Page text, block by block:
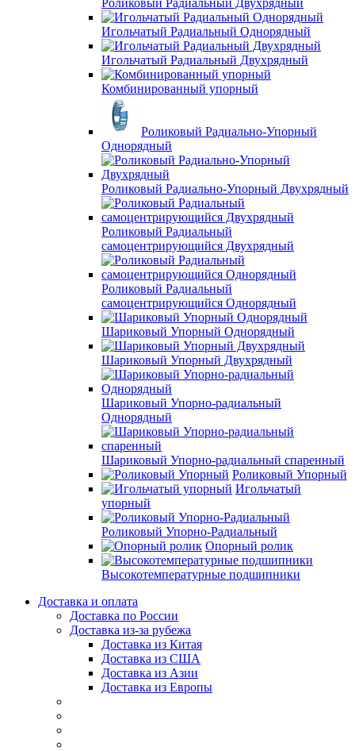
Роликовый Радиальный Двухрядный
Игольчатый Радиальный Однорядный
Игольчатый Радиальный Двухрядный
Комбинированный упорный
Роликовый Радиально-Упорный
Однорядный
Роликовый Радиально-Упорный Двухрядный
Роликовый Радиальный
самоцентрирующийся Двухрядный
Роликовый Радиальный
самоцентрирующийся Однорядный
Шариковый Упорный Однорядный
Шариковый Упорный Двухрядный
Шариковый Упорно-радиальный
Однорядный
Шариковый Упорно-радиальный спаренный
Роликовый Упорный
Игольчатый
упорный
Роликовый Упорно-Радиальный
Опорный ролик
Высокотемпературные подшипники
Доставка и оплата
Доставка по России
Доставка из-за рубежа
Доставка из Китая
Доставка из США
Доставка из Азии
Доставка из Европы